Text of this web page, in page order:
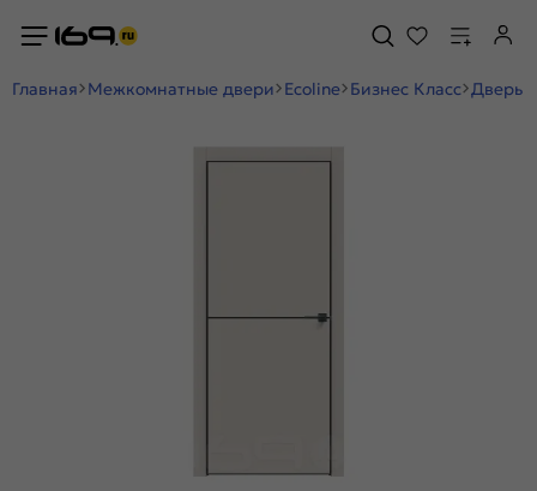
Главная Межкомнатные двери Ecoline Бизнес Класс Дверь